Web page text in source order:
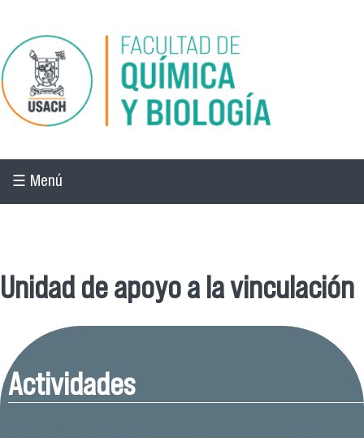
Pasar al contenido principal
☰ Menú
Unidad de apoyo a la vinculación
Actividades